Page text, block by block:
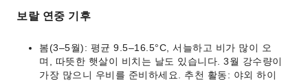
보랄 연중 기후
봄(3–5월): 평균 9.5–16.5°C, 서늘하고 비가 많이 오
며, 따뜻한 햇살이 비치는 날도 있습니다. 3월 강수량이
가장 많으니 우비를 준비하세요. 추천 활동: 야외 하이